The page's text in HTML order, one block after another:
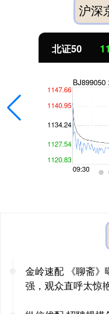
沪深
北证50
金岭速配 《聊斋》
强，观众直呼太惊